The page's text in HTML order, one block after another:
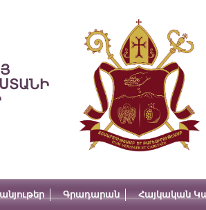
Գրադարան Հայկական